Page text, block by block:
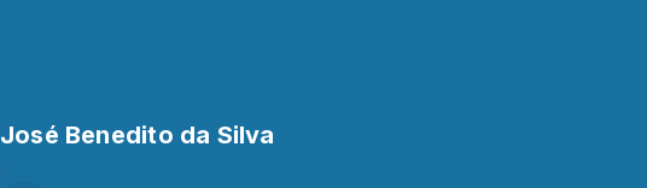
José Benedito da Silva